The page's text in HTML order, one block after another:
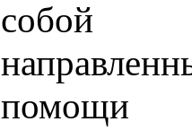
собой